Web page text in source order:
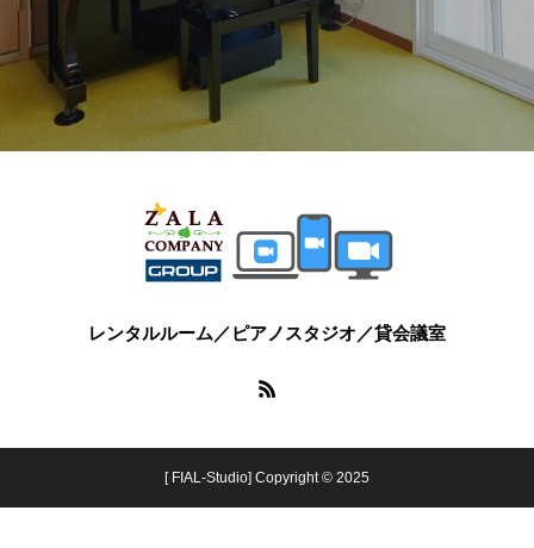
レンタルルーム／ピアノスタジオ／貸会議室
[ FIAL-Studio] Copyright © 2025